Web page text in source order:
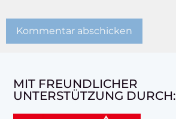
MIT FREUNDLICHER
UNTERSTÜTZUNG DURCH: